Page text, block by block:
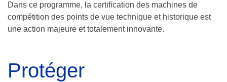
Dans ce programme, la certification des machines de
compétition des points de vue technique et historique est
une action majeure et totalement innovante.
Protéger